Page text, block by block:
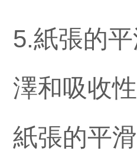
5.紙張的
澤和吸收性
紙張的平